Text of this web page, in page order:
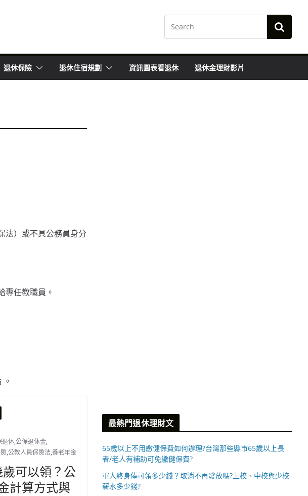
退休保險 退休住宿規劃 資訊圖表看退休 退休金理財影片
法）或不具公務員身分
專任教職員。
退休,公保退休金,
,公教人員保險法,養老年金
可以領？公
計算方式與
最熱門退休理財文
65歲以上不用繳健保費如何辦理?台灣那些縣市65歲以上長
者/老人有補助可免繳健保費?
軍人終身俸可領多少錢？取消不再發放嗎?上校、中校與少校
薪水多少錢?